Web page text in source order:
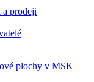
a prodeji
plochy v MSK